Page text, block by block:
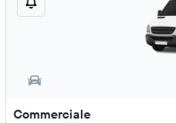
Commerciale